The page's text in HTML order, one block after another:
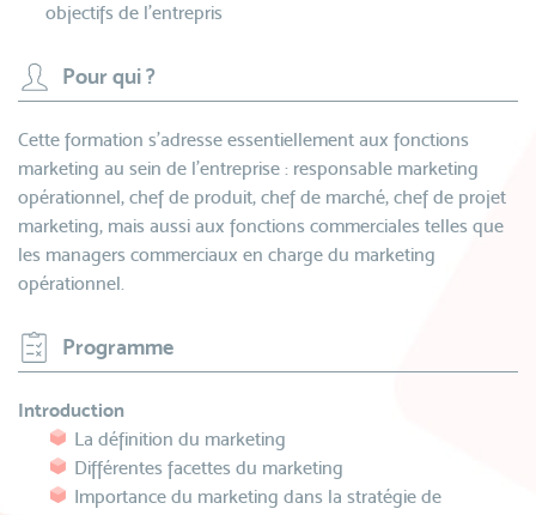
objectifs de l’entrepris
Pour qui ?
Cette formation s'adresse essentiellement aux fonctions
marketing au sein de l'entreprise : responsable marketing
opérationnel, chef de produit, chef de marché, chef de projet
marketing, mais aussi aux fonctions commerciales telles que
les managers commerciaux en charge du marketing
opérationnel.
Programme
Introduction
La définition du marketing
Différentes facettes du marketing
Importance du marketing dans la stratégie de